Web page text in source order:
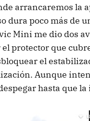
arrancaremos la
dura poco más de
Mini me dio dos
protector que
el
Aunque
hasta que la